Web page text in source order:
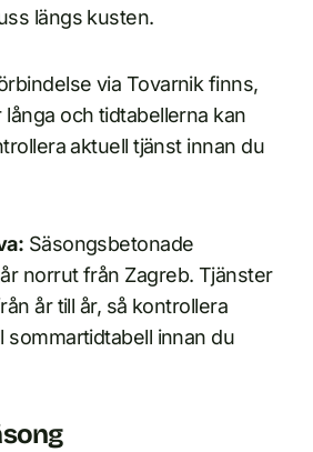
längs kusten.
via Tovarnik finns,
och tidtabellerna kan
aktuell tjänst innan du
Säsongsbetonade
norrut från Zagreb. Tjänster
år till år, så kontrollera
sommartidtabell innan du